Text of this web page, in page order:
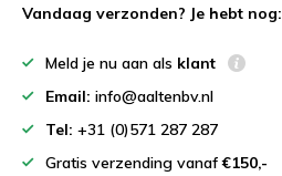
Vandaag verzonden? Je hebt nog:
Meld je nu aan als klant
Email: info@aaltenbv.nl
Tel: +31 (0)571 287 287
Gratis verzending vanaf€150,-